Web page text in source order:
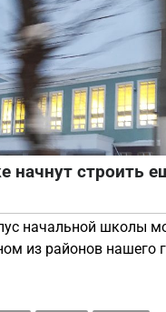
начнут строить
начальной школы
из районов нашего